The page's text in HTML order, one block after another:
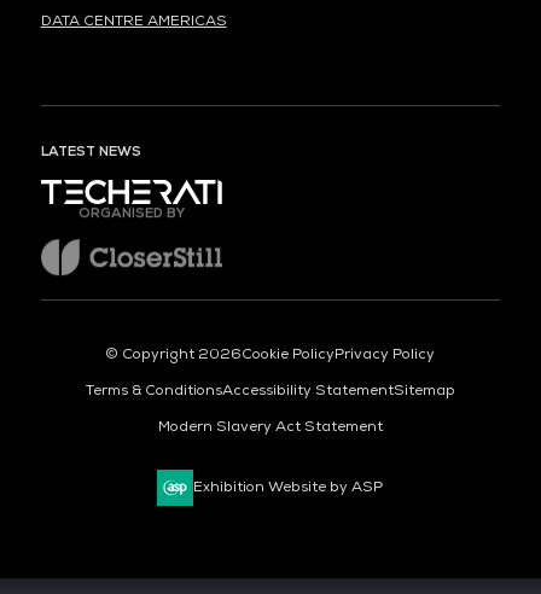
DATA CENTRE AMERICAS
LATEST NEWS
ORGANISED BY
© Copyright 2026Cookie PolicyPrivacy Policy
Terms & ConditionsAccessibility StatementSitemap
Modern Slavery Act Statement
Exhibition Website by ASP